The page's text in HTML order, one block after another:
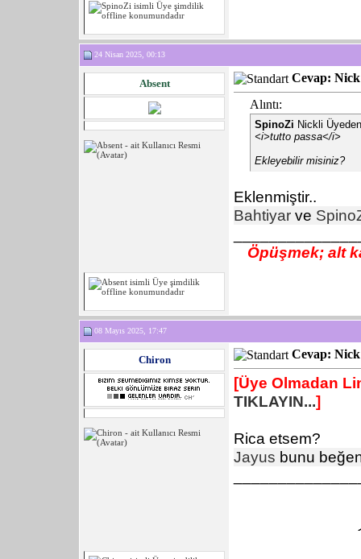
24 Nisan 2025, 00:13
Absent
Cevap:
Alıntı:
SpinoZi Nickli
<i>tutto passa</i>
Ekleyebilir misiniz?
Eklenmiştir..
Bahtiyar ve
Öpüşmek; alt
08 Mayıs 2025, 17:47
Chiron Cevap:
[Üye Olmadan
TIKLAYIN...]
Rica etsem?
Jayus bunu